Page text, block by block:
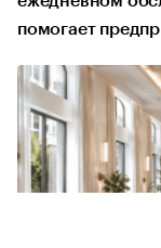
помогает